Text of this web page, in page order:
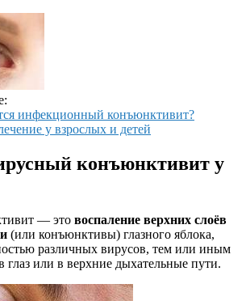
инфекционный конъюнктивит?
у взрослых и детей
конъюнктивит у
— это воспаление верхних слоёв
(или конъюнктивы) глазного яблока,
различных вирусов, тем или иным
глаз или в верхние дыхательные пути.